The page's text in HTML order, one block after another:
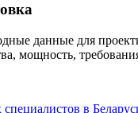
данные для
мощность,
специалистов в